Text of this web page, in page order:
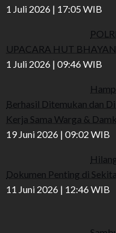
1 Juli 2026 | 17:05 WIB
UPACARA HUT
1 Juli 2026 | 09:46 WIB
Berhasil Ditemukan dan
Kerja Sama Warga &
19 Juni 2026 | 09:02 WIB
Dokumen Penting di
11 Juni 2026 | 12:46 WIB